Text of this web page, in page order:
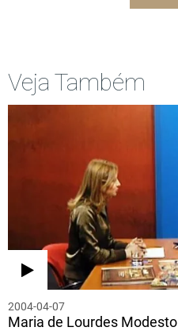
Veja Também
2004-04-07
Maria de Lourdes Modesto